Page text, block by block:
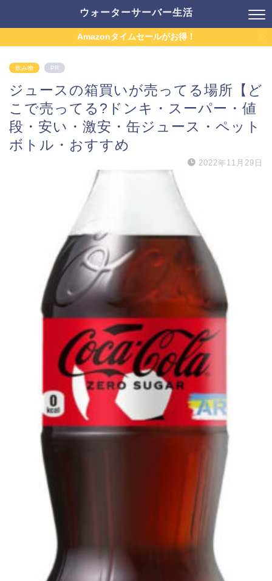
ウォーターサーバー生活
Amazonタイムセールがお得！
飲み物 PR
ジュースの箱買いが売ってる場所【ど
こで売ってる?ドンキ・スーパー・値
段・安い・激安・缶ジュース・ペット
ボトル・おすすめ
2022年11月29日